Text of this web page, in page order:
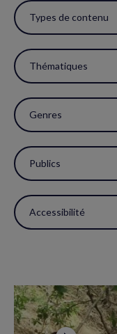
ces
filtres
pour
réactualiser
la
page.
Types de contenu
Thématiques
Genres
Publics
Accessibilité